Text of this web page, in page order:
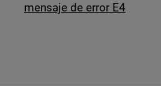
mensaje de error E4